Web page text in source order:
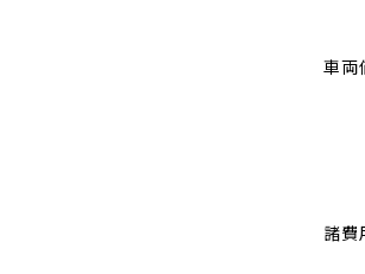
車両
諸費